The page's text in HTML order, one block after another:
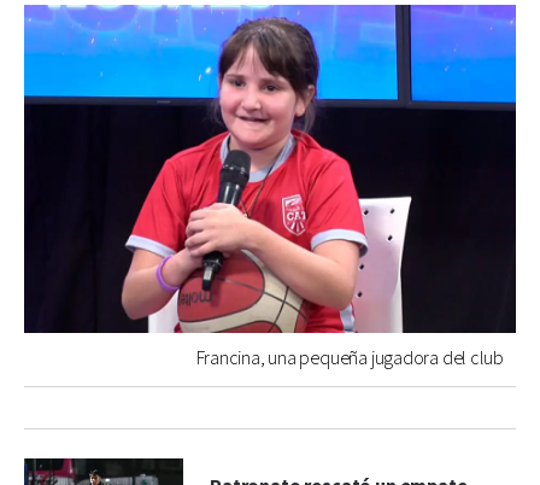
Francina, una pequeña jugadora del club